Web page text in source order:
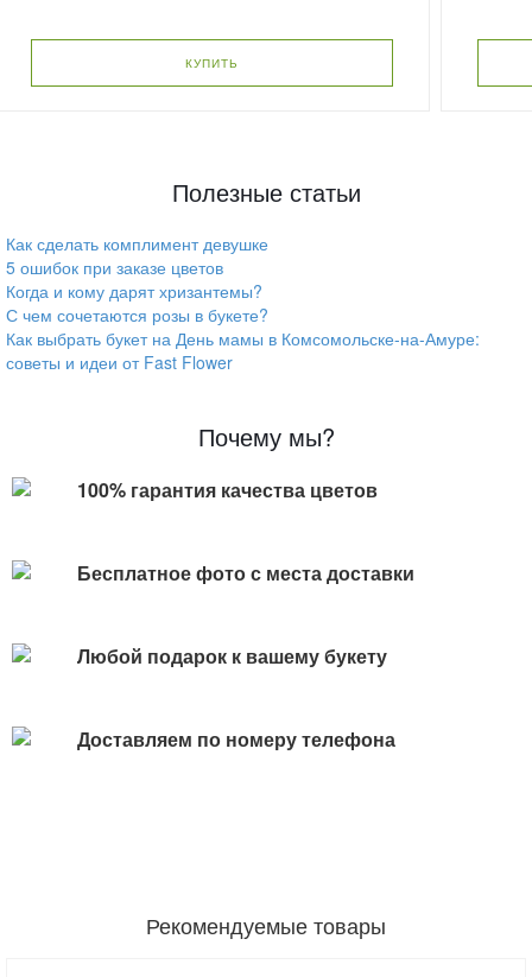
КУПИТЬ
Полезные статьи
Как сделать комплимент девушке
5 ошибок при заказе цветов
Когда и кому дарят хризантемы?
С чем сочетаются розы в букете?
Как выбрать букет на День мамы в Комсомольске-на-Амуре:
советы и идеи от Fast Flower
Почему мы?
100% гарантия качества цветов
Бесплатное фото с места доставки
Любой подарок к вашему букету
Доставляем по номеру телефона
Рекомендуемые товары